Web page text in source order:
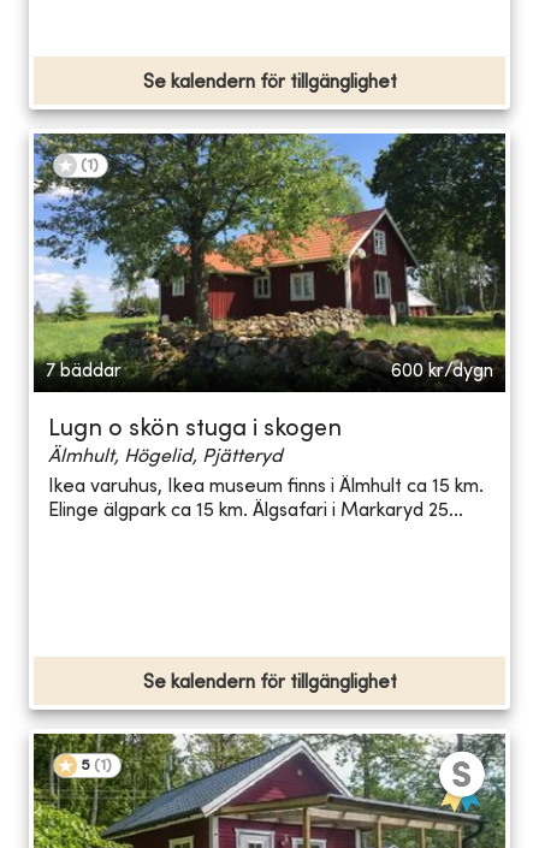
Se kalendern för tillgänglighet
(1 )
7 bäddar 600 kr/dygn
Lugn o skön stuga i skogen
Älmhult, Högelid, Pjätteryd
Ikea varuhus, Ikea museum finns i Älmhult ca 15 km.
Elinge älgpark ca 15 km. Älgsafari i Markaryd 25...
Se kalendern för tillgänglighet
5 (1 )